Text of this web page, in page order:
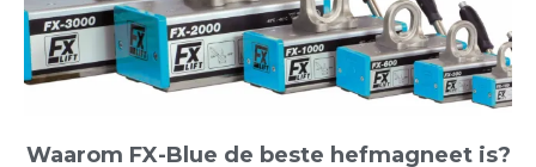
Waarom FX-Blue de beste hefmagneet is?